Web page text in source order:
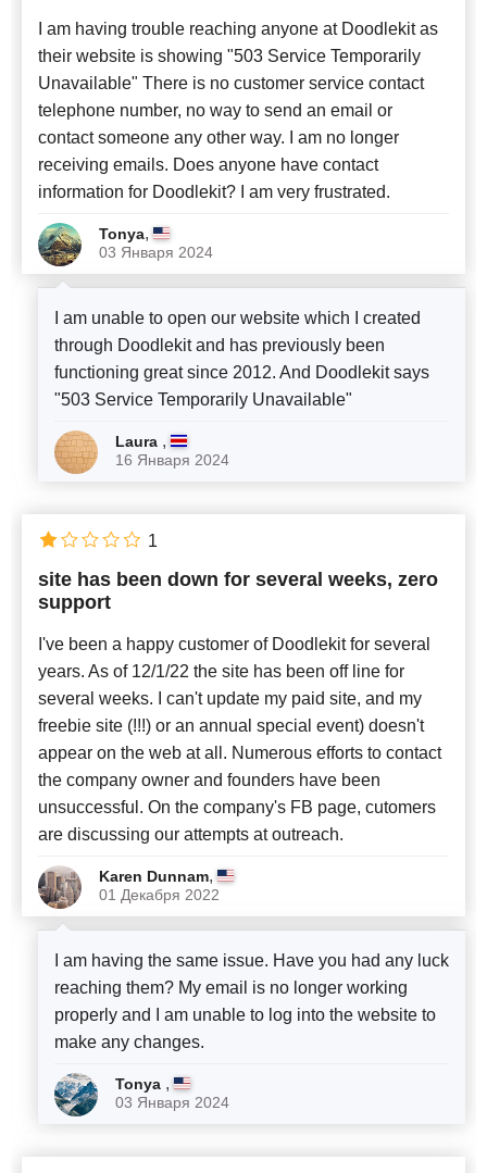
I am having trouble reaching anyone at Doodlekit as
their website is showing "503 Service Temporarily
Unavailable" There is no customer service contact
telephone number, no way to send an email or
contact someone any other way. I am no longer
receiving emails. Does anyone have contact
information for Doodlekit? I am very frustrated.
Tonya,
03 Января 2024
I am unable to open our website which I created
through Doodlekit and has previously been
functioning great since 2012. And Doodlekit says
"503 Service Temporarily Unavailable"
Laura ,
16 Января 2024
site has been down for several weeks, zero
support
I've been a happy customer of Doodlekit for several
years. As of 12/1/22 the site has been off line for
several weeks. I can't update my paid site, and my
freebie site (!!!) or an annual special event) doesn't
appear on the web at all. Numerous efforts to contact
the company owner and founders have been
unsuccessful. On the company's FB page, cutomers
are discussing our attempts at outreach.
Karen Dunnam,
01 Декабря 2022
1
I am having the same issue. Have you had any luck
reaching them? My email is no longer working
properly and I am unable to log into the website to
make any changes.
Tonya ,
03 Января 2024